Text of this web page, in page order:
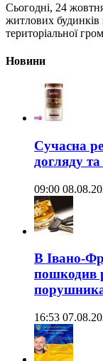
Сьогодні, 24
житлових будинків
територіальної
Новини
Сучасна
догляду та
09:00
В Івано-
пошкодив
16:53